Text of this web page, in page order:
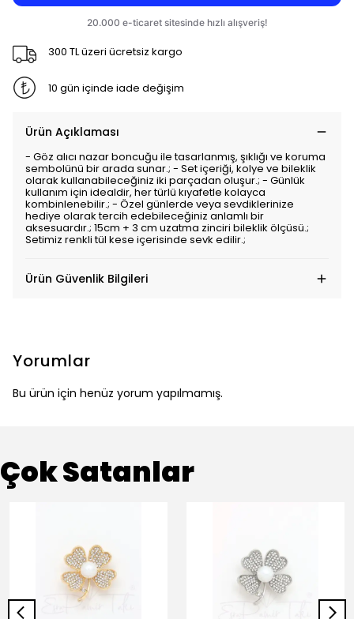
300 TL üzeri ücretsiz kargo
10 gün içinde iade değişim
Ürün Açıklaması
- Göz alıcı nazar boncuğu ile tasarlanmış, şıklığı ve koruma
sembolünü bir arada sunar.; - Set içeriği, kolye ve bileklik
olarak kullanabileceğiniz iki parçadan oluşur.; - Günlük
kullanım için idealdir, her türlü kıyafetle kolayca
kombinlenebilir.; - Özel günlerde veya sevdiklerinize
hediye olarak tercih edebileceğiniz anlamlı bir
aksesuardır.; 15cm + 3 cm uzatma zinciri bileklik ölçüsü.;
Setimiz renkli tül kese içerisinde sevk edilir.;
Ürün Güvenlik Bilgileri
Yorumlar
Bu ürün için henüz yorum yapılmamış.
Çok Satanlar